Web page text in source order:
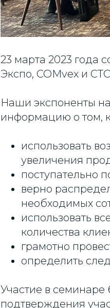
23 марта 2023 года
Экспо, COMvex и
Наши экспоненты
информацию о том,
использовать
увеличения
поступательно
верно
необходимых
использовать
количества
грамотно
определить
Участие в
подтверждения